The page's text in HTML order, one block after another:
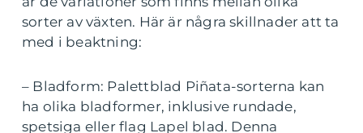
sorter av växten. Här är några skillnader att ta
med i beaktning:
– Bladform: Palettblad Piñata-sorterna kan
ha olika bladformer, inklusive rundade,
spetsiga eller flag Lapel blad. Denna